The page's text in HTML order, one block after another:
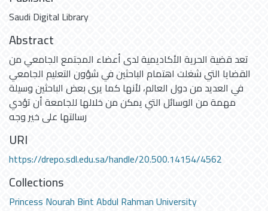
Saudi Digital Library
Abstract
تعد قضية الحرية الأكاديمية لدى أعضاء المجتمع الجامعي من
القضايا التي شغلت اهتمام الباحثين في شؤون التعليم الجامعي
في العديد من دول العالم، لأنها كما يرى بعض الباحثين وسيلة
مهمة من الوسائل التي يمكن من خلالها للجامعة أن تؤدي
رسالتها على خير وجه
URI
https://drepo.sdl.edu.sa/handle/20.500.14154/4562
Collections
Princess Nourah Bint Abdul Rahman University